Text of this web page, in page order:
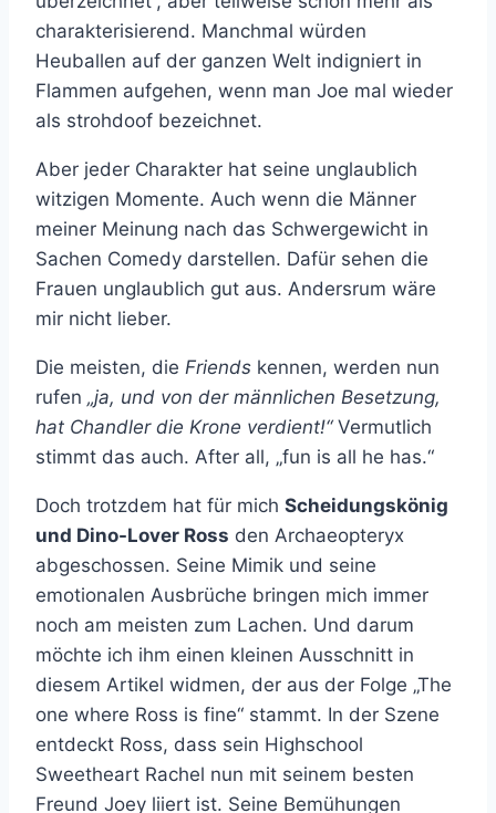
charakterisierend. Manchmal würden
Heuballen auf der ganzen Welt indigniert in
Flammen aufgehen, wenn man Joe mal wieder
als strohdoof bezeichnet.
Aber jeder Charakter hat seine unglaublich
witzigen Momente. Auch wenn die Männer
meiner Meinung nach das Schwergewicht in
Sachen Comedy darstellen. Dafür sehen die
Frauen unglaublich gut aus. Andersrum wäre
mir nicht lieber.
Die meisten, die Friends kennen, werden nun
rufen „ja, und von der männlichen Besetzung,
hat Chandler die Krone verdient!“Vermutlich
stimmt das auch. After all, „fun is all he has.“
Doch trotzdem hat für mich Scheidungskönig
und Dino-Lover Ross den Archaeopteryx
abgeschossen. Seine Mimik und seine
emotionalen Ausbrüche bringen mich immer
noch am meisten zum Lachen. Und darum
möchte ich ihm einen kleinen Ausschnitt in
diesem Artikel widmen, der aus der Folge „The
one where Ross is fine“ stammt. In der Szene
entdeckt Ross, dass sein Highschool
Sweetheart Rachel nun mit seinem besten
Freund Joey liiert ist. Seine Bemühungen